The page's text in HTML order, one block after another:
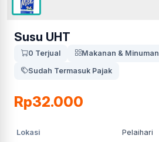
Susu UHT
0 Terjual
Makanan & Minuman
Sudah Termasuk Pajak
Rp32.000
Lokasi Pelaihari